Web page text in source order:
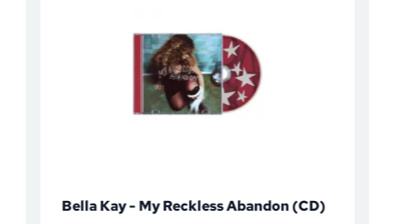
Bella Kay - My Reckless Abandon (CD)